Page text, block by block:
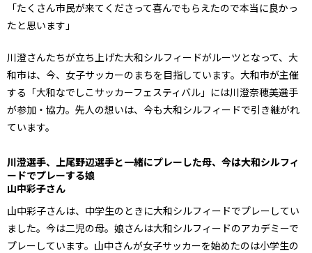
「たくさん市民が来てくださって喜んでもらえたので本当に良かっ
たと思います」
川澄さんたちが立ち上げた大和シルフィードがルーツとなって、大
和市は、今、女子サッカーのまちを目指しています。大和市が主催
する「大和なでしこサッカーフェスティバル」には川澄奈穂美選手
が参加・協力。先人の想いは、今も大和シルフィードで引き継がれ
ています。
川澄選手、上尾野辺選手と一緒にプレーした母、今は大和シルフィ
ードでプレーする娘
山中彩子さん
山中彩子さんは、中学生のときに大和シルフィードでプレーしてい
ました。今は二児の母。娘さんは大和シルフィードのアカデミーで
プレーしています。山中さんが女子サッカーを始めたのは小学生の